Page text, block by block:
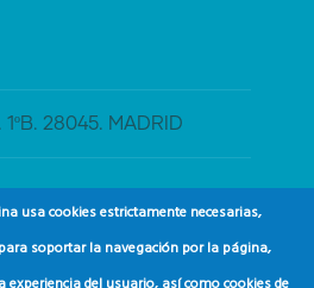
28045. MADRID
usa cookies estrictamente necesarias,
soportar la navegación por la página,